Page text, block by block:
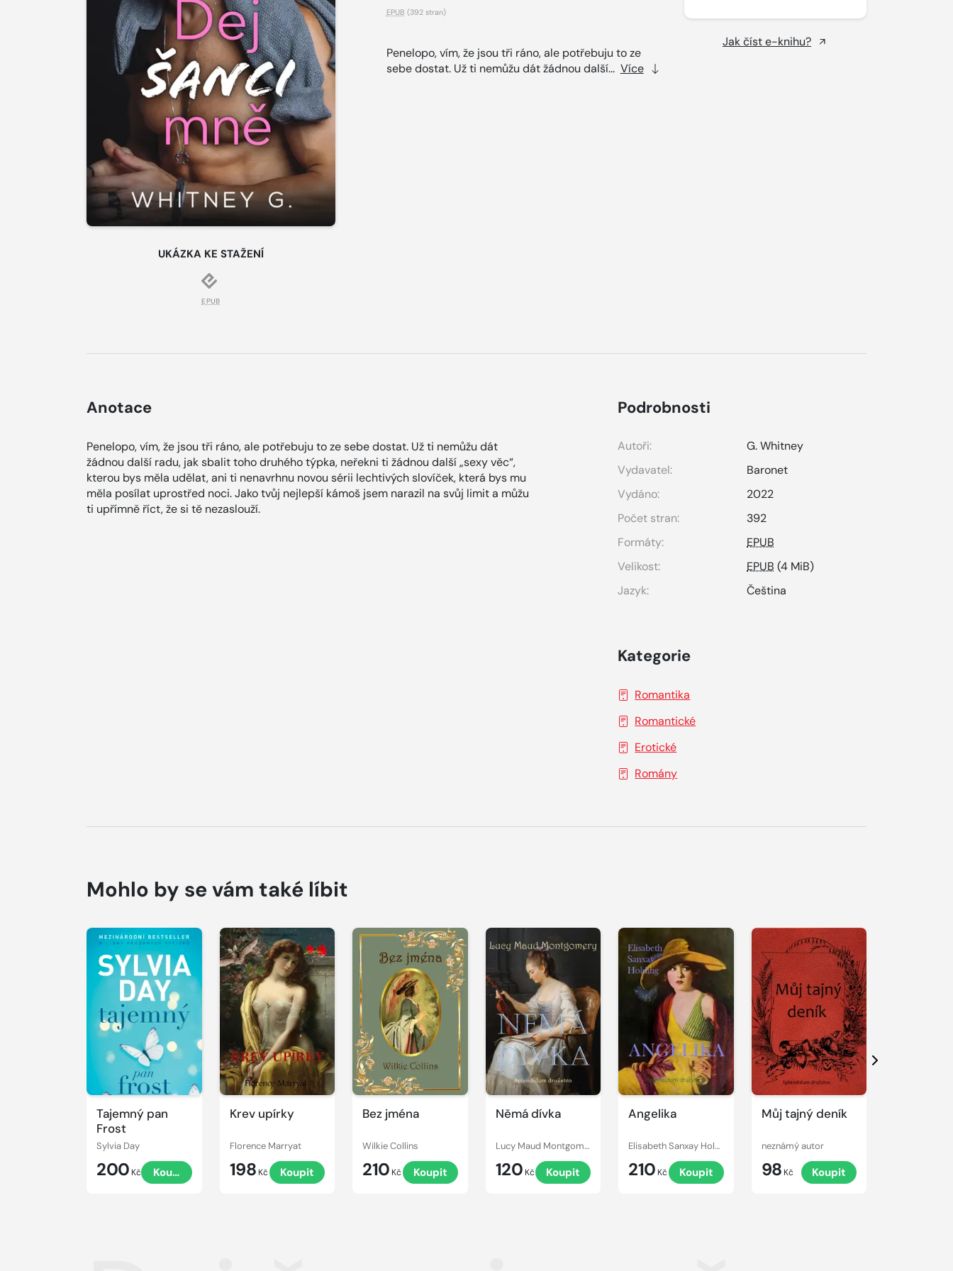
UKÁZKA KE STAŽENÍ
EPUB
EPUB (392 stran)
Penelopo, vím, že jsou tři ráno, ale potřebuju to ze
sebe dostat. Už ti nemůžu dát žádnou další... Více
Jak číst e-knihu?
Anotace
Penelopo, vím, že jsou tři ráno, ale potřebuju to ze sebe dostat. Už ti nemůžu dát
žádnou další radu, jak sbalit toho druhého týpka, neřekni ti žádnou další „sexy věc“,
kterou bys měla udělat, ani ti nenavrhnu novou sérii lechtivých slovíček, která bys mu
měla posílat uprostřed noci. Jako tvůj nejlepší kámoš jsem narazil na svůj limit a můžu
ti upřímně říct, že si tě nezaslouží.
Podrobnosti
Autoři:
G. Whitney
Vydavatel:
Baronet
Vydáno:
2022
Počet stran:
392
Formáty:
EPUB
Velikost:
EPUB (4 MiB)
Jazyk:
Čeština
Kategorie
Romantika
Romantické
Erotické
Romány
Mohlo by se vám také líbit
Tajemný pan
Frost
Sylvia Day
200 Kč Koupit
Krev upírky
Florence Marryat
198 Kč Koupit
Bez jména
Wilkie Collins
210 Kč Koupit
Němá dívka
Lucy Maud Montgomery
120 Kč Koupit
Angelika
Elisabeth Sanxay Holding
210 Kč Koupit
Můj tajný deník
neznámý autor
98 Kč Koupit
Další